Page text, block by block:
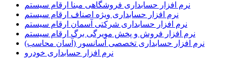
نرم افزار حسابداری فروشگاهی مبنا ارقام سیستم
نرم افزار حسابداری ویژه اصناف ارقام سیستم
نرم افزار حسابداری شرکتی آسمان ارقام سیستم
نرم افزار فروش و پخش مویرگی برگ ارقام سیستم
نرم افزار حسابداری تخصصی آسانسور (آسان محاسب)
نرم افزار حسابداری خودرو